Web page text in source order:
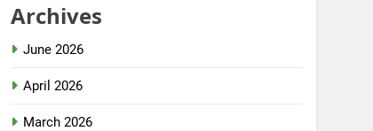
Archives
June 2026
April 2026
March 2026